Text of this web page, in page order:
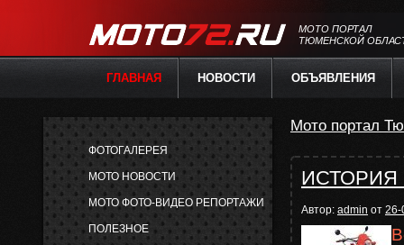
МОТО ПОРТАЛ
ТЮМЕНСКОЙ
ГЛАВНАЯ НОВОСТИ ОБЪЯВЛЕНИЯ
ФОТОГАЛЕРЕЯ
МОТО НОВОСТИ
МОТО ФОТО-ВИДЕО РЕПОРТАЖИ
ПОЛЕЗНОЕ
Мото портал
ИСТОРИЯ
Автор: admin от 26-